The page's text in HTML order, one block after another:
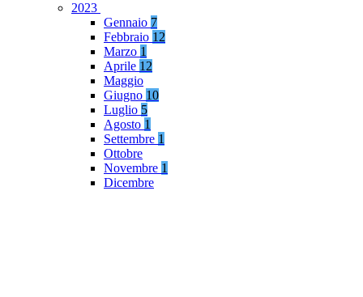
2023
Gennaio 7
Febbraio 12
Marzo 1
Aprile 12
Maggio
Giugno 10
Luglio 5
Agosto 1
Settembre 1
Ottobre
Novembre 1
Dicembre